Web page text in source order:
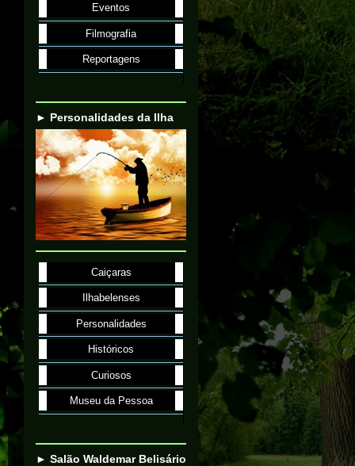
Eventos
Filmografia
Reportagens
► Personalidades da Ilha
Caiçaras
Ilhabelenses
Personalidades
Históricos
Curiosos
Museu da Pessoa
► Salão Waldemar Belisário